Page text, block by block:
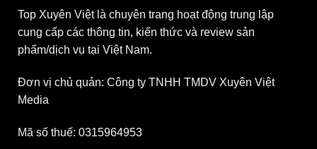
Top Xuyên Việt là chuyên trang hoạt động trung lập
cung cấp các thông tin, kiến thức và review sản
phẩm/dịch vụ tại Việt Nam.
Đơn vị chủ quản: Công ty TNHH TMDV Xuyên Việt
Media
Mã số thuế: 0315964953